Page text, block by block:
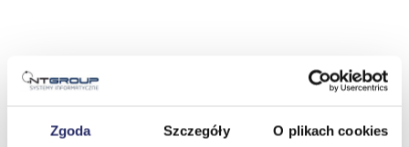
Zgoda Szczegóły O plikach cookies
która się zwraca!